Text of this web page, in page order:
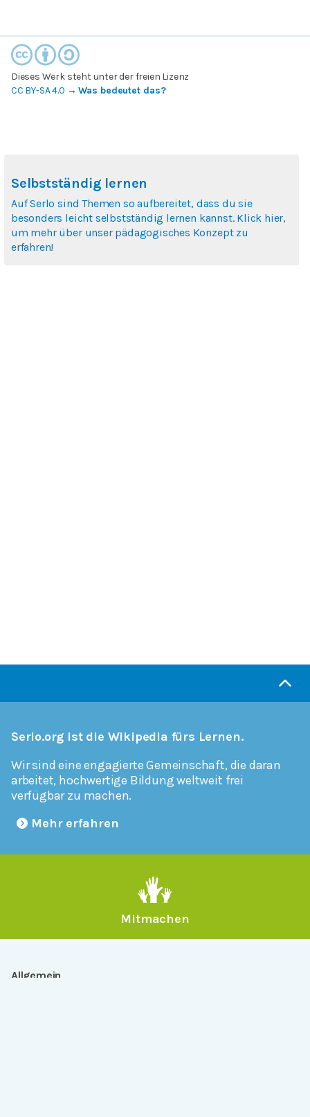
Dieses Werk steht unter der freien Lizenz
CC BY-SA 4.0 →Was bedeutet das?
Selbstständig lernen
Auf Serlo sind Themen so aufbereitet, dass du sie
besonders leicht selbstständig lernen kannst. Klick hier,
um mehr über unser pädagogisches Konzept zu
erfahren!
Serlo.org ist die Wikipedia fürs Lernen.
Wir sind eine engagierte Gemeinschaft, die daran
arbeitet, hochwertige Bildung weltweit frei
verfügbar zu machen.
Mehr erfahren
Mitmachen
Allgemein